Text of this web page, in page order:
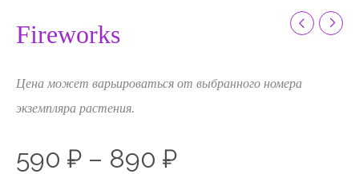
Fireworks
Цена может варьироваться от выбранного номера
экземпляра растения.
590 ₽ – 890 ₽